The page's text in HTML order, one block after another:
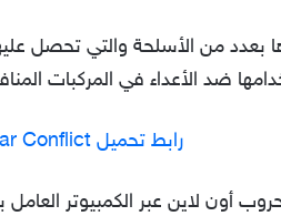
بعدد من الأسلحة والتي تحصل
ضد الأعداء في المركبات
رابط تحميل Star Conflict لعبة الحروب الفضائية